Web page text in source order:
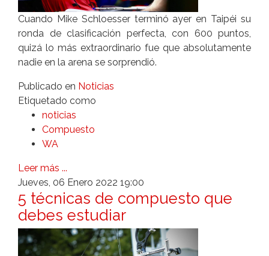
Cuando Mike Schloesser terminó ayer en Taipéi su
ronda de clasificación perfecta, con 600 puntos,
quizá lo más extraordinario fue que absolutamente
nadie en la arena se sorprendió.
Publicado en Noticias
Etiquetado como
noticias
Compuesto
WA
Leer más ...
Jueves, 06 Enero 2022 19:00
5 técnicas de compuesto que
debes estudiar